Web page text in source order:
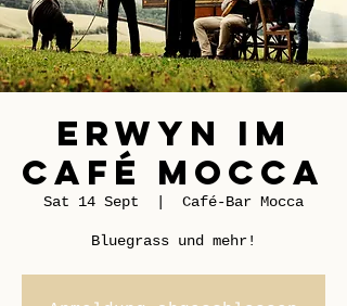
Erwyn im
Café Mocca
Sat 14 Sept Café-Bar Mocca
Bluegrass und mehr!